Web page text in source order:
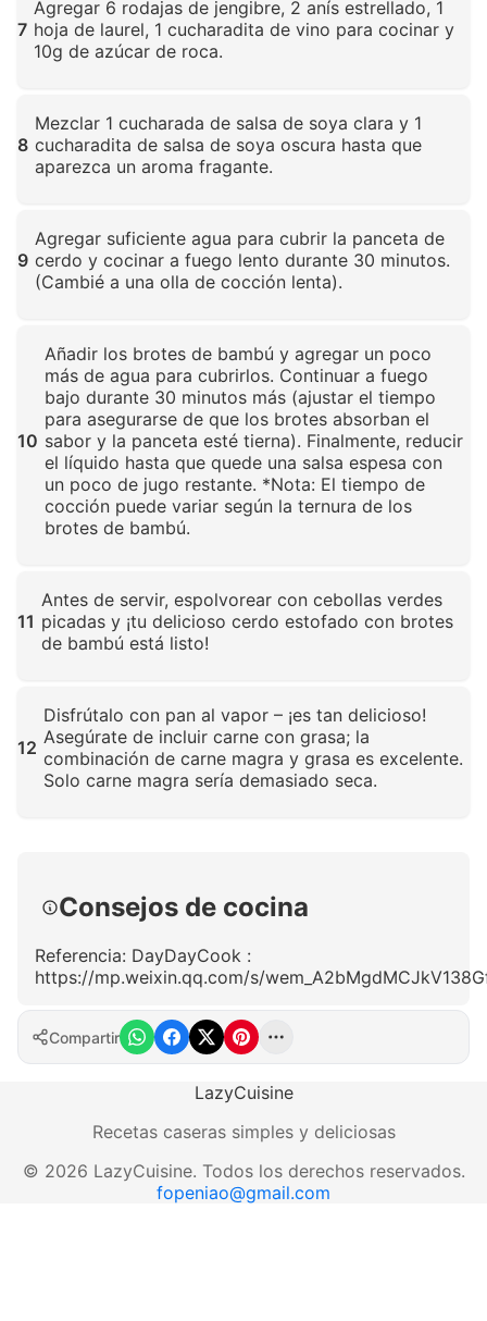
7
Agregar 6 rodajas de jengibre, 2 anís estrellado, 1
hoja de laurel, 1 cucharadita de vino para cocinar y
10g de azúcar de roca.
8
Mezclar 1 cucharada de salsa de soya clara y 1
cucharadita de salsa de soya oscura hasta que
aparezca un aroma fragante.
9
Agregar suficiente agua para cubrir la panceta de
cerdo y cocinar a fuego lento durante 30 minutos.
(Cambié a una olla de cocción lenta).
10
Añadir los brotes de bambú y agregar un poco
más de agua para cubrirlos. Continuar a fuego
bajo durante 30 minutos más (ajustar el tiempo
para asegurarse de que los brotes absorban el
sabor y la panceta esté tierna). Finalmente, reducir
el líquido hasta que quede una salsa espesa con
un poco de jugo restante. *Nota: El tiempo de
cocción puede variar según la ternura de los
brotes de bambú.
11
Antes de servir, espolvorear con cebollas verdes
picadas y ¡tu delicioso cerdo estofado con brotes
de bambú está listo!
12
Disfrútalo con pan al vapor – ¡es tan delicioso!
Asegúrate de incluir carne con grasa; la
combinación de carne magra y grasa es excelente.
Solo carne magra sería demasiado seca.
Consejos de cocina
Referencia: DayDayCook :
https://mp.weixin.qq.com/s/
Compartir
LazyCuisine
Recetas caseras simples y deliciosas
© 2026 LazyCuisine. Todos los derechos reservados.
fopeniao@gmail.com